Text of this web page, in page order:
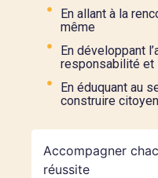
En allant à la
même
En développant
responsabilité et
En éduquant au
construire citoyen
Accompagner
réussite